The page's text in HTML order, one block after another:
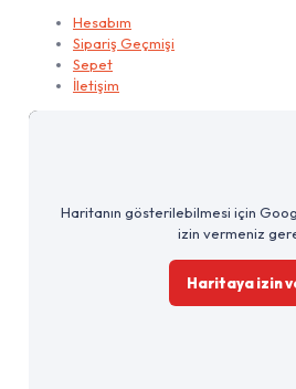
Hesabım
Sipariş Geçmişi
Sepet
İletişim
Haritanın gösterilebilmesi için
izin vermeniz
Haritaya izin